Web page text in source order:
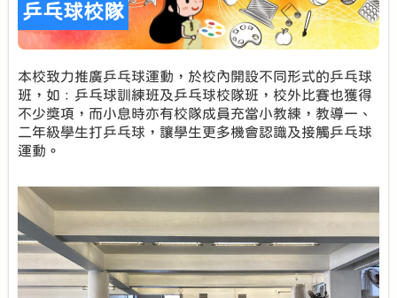
乒乓球校隊
本校致力推廣乒乓球運動，於校內開設不同形式的乒乓球
班，如﹕乒乓球訓練班及乒乓球校隊班，校外比賽也獲得
不少獎項，而小息時亦有校隊成員充當小教練，教導一、
二年級學生打乒乓球，讓學生更多機會認識及接觸乒乓球
運動。